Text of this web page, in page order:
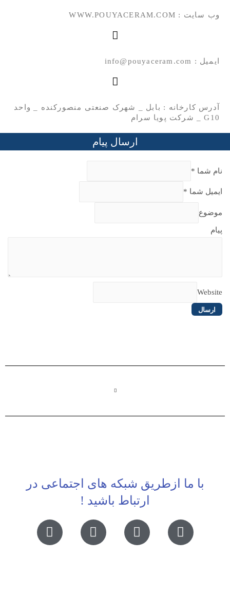
وب سایت : WWW.POUYACERAM.COM
ایمیل : info@pouyaceram.com
آدرس کارخانه : بابل _ شهرک صنعتی منصورکنده _ واحد
G10 _ شرکت پویا سرام
ارسال پیام
نام شما *
ایمیل شما *
موضوع
پیام
Website
ارسال
با ما ازطریق شبکه های اجتماعی در
ارتباط باشید !